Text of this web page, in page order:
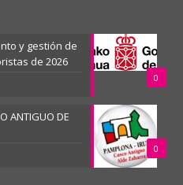
0
y gestión de
de 2026
0
ANTIGUO DE